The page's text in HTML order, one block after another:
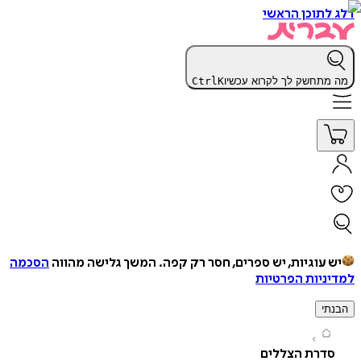
הראשי
לך לקרוא עכשיו Ctrl K
עוגיות, יש ספרים, חסר רק קפה. המשך גלישה מהווההסכמה
הפרטיות
הצללים